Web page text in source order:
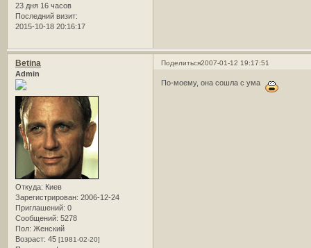
23 дня 16 часов
Последний визит:
2015-10-18 20:16:17
Поделиться2007-01-12 19:17:51
Betina
Admin
Откуда: Киев
Зарегистрирован: 2006-12-24
Приглашений: 0
Сообщений: 5278
Пол: Женский
Возраст: 45 [1981-02-20]
По-моему, она сошла с ума